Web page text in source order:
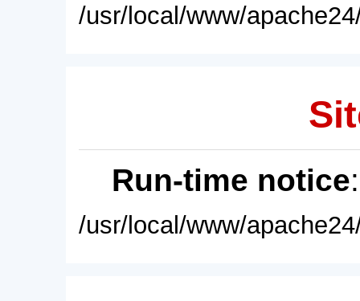
/usr/local/www/
Run-time notice
/usr/local/www/